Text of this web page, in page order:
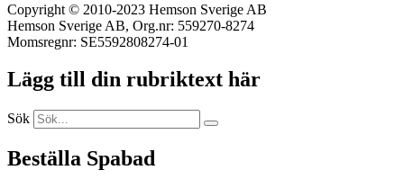
Copyright © 2010-2023 Hemson Sverige AB
Hemson Sverige AB, Org.nr: 559270-8274
Momsregnr: SE5592808274-01
Lägg till din rubriktext här
Sök
Beställa Spabad